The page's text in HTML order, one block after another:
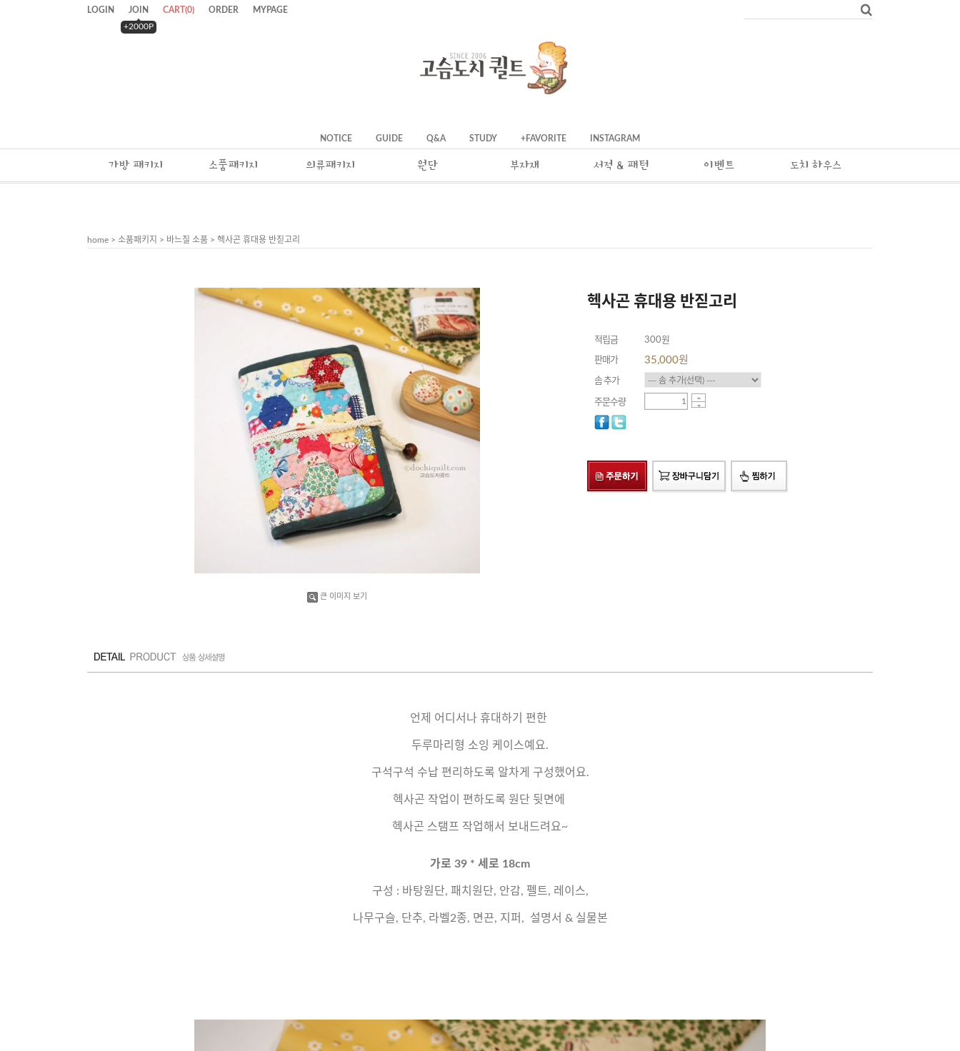
LOGIN
JOIN
+2000P
CART(0) ORDER MYPAGE
NOTICE GUIDE Q&A STUDY +FAVORITE INSTAGRAM
가방 패키지 소품패키지 의류패키지 원단 부자재 서적 & 패턴 이벤트 도치 하우스
home > 소품패키지 > 바느질 소품 > 헥사곤 휴대용 반짇고리
큰 이미지 보기
헥사곤 휴대용 반짇고리
적립금 300원
판매가 35,000원
솜 추가
주문수량
언제 어디서나 휴대하기 편한
두루마리형 소잉 케이스예요.
구석구석 수납 편리하도록 알차게 구성했어요.
헥사곤 작업이 편하도록 원단 뒷면에
헥사곤 스탬프 작업해서 보내드려요~
가로 39 * 세로 18cm
구성 : 바탕원단, 패치원단, 안감, 펠트, 레이스,
나무구슬, 단추, 라벨2종, 면끈, 지퍼, 설명서 & 실물본